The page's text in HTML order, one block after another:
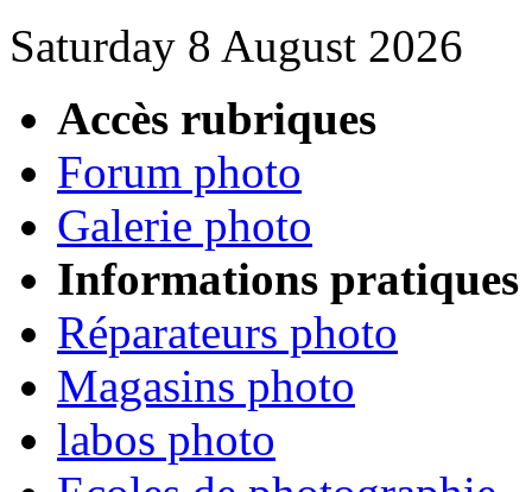
Saturday 8 August 2026
Accès rubriques
Forum photo
Galerie photo
Informations pratiques
Réparateurs photo
Magasins photo
labos photo